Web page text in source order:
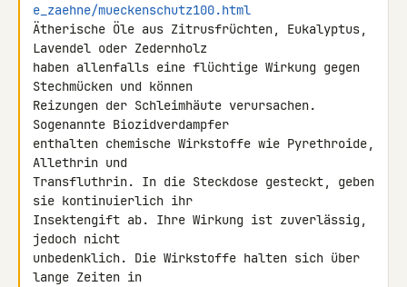
e_zaehne/mueckenschutz100.html
Ätherische Öle aus Zitrusfrüchten, Eukalyptus,
Lavendel oder Zedernholz
haben allenfalls eine flüchtige Wirkung gegen
Stechmücken und können
Reizungen der Schleimhäute verursachen.
Sogenannte Biozidverdampfer
enthalten chemische Wirkstoffe wie Pyrethroide,
Allethrin und
Transfluthrin. In die Steckdose gesteckt, geben
sie kontinuierlich ihr
Insektengift ab. Ihre Wirkung ist zuverlässig,
jedoch nicht
unbedenklich. Die Wirkstoffe halten sich über
lange Zeiten in